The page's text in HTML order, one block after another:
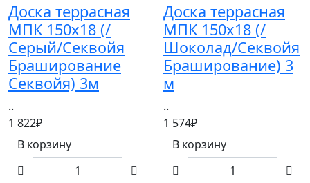
Доска террасная
МПК 150х18 (/
Серый/Секвойя
Браширование
Секвойя) 3м
..
1 822₽
В корзину
Доска террасная
МПК 150х18 (/
Шоколад/Секвойя
Браширование) 3
м
..
1 574₽
В корзину